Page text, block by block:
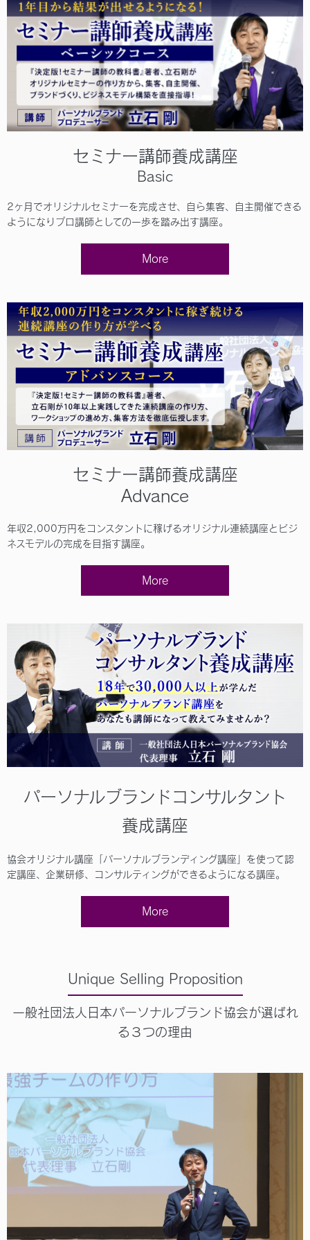
セミナー講師養成講座
Basic
2ヶ月でオリジナルセミナーを完成させ、自ら集客、自主開催できる
ようになりプロ講師としての一歩を踏み出す講座。
More
セミナー講師養成講座
Advance
年収2,000万円をコンスタントに稼げるオリジナル連続講座とビジ
ネスモデルの完成を目指す講座。
More
パーソナルブランドコンサルタント
養成講座
協会オリジナル講座「パーソナルブランディング講座」を使って認
定講座、企業研修、コンサルティングができるようになる講座。
More
Unique Selling Proposition
一般社団法人日本パーソナルブランド協会が選ばれ
る３つの理由